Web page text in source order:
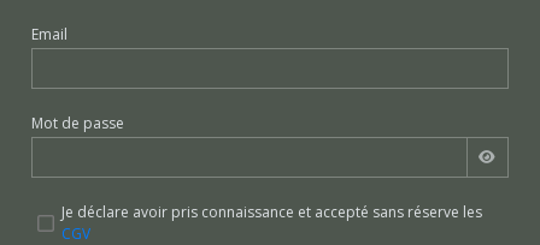
Email
Mot de passe
Je déclare avoir pris connaissance et accepté sans réserve les
CGV